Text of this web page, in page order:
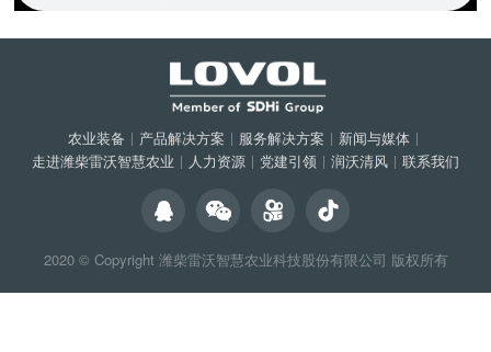
农业装备 | 产品解决方案 | 服务解决方案 | 新闻与媒体 |
走进潍柴雷沃智慧农业 | 人力资源 | 党建引领 | 润沃清风 | 联系我们
2020 © Copyright 潍柴雷沃智慧农业科技股份有限公司 版权所有